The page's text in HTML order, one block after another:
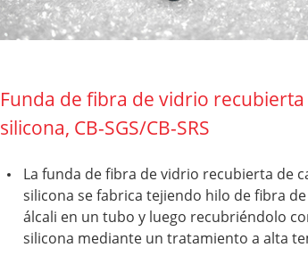
Funda de fibra de vidrio recubierta
silicona, CB-SGS/CB-SRS
La funda de fibra de vidrio recubierta de
silicona se fabrica tejiendo hilo de fibra
álcali en un tubo y luego recubriéndolo
silicona mediante un tratamiento a alta